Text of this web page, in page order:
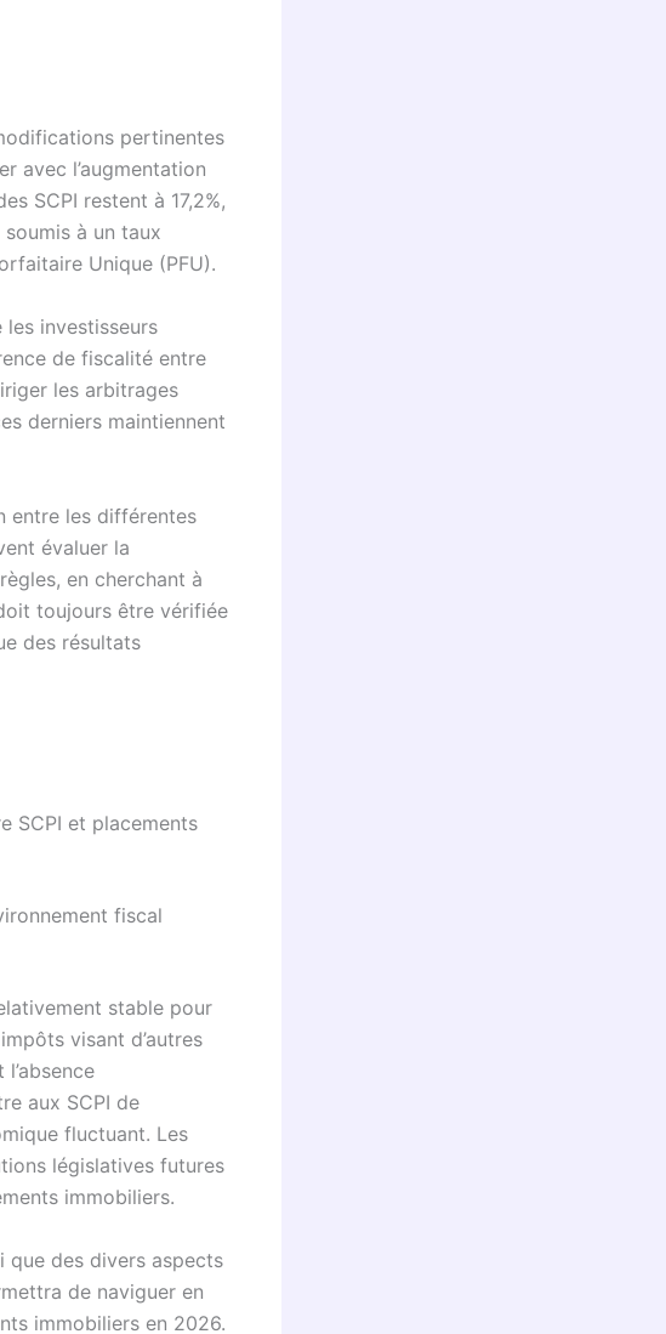
pertinentes
avec l’augmentation
SCPI restent à 17,2%,
à un taux
Unique (PFU).
investisseurs
de fiscalité entre
les arbitrages
derniers maintiennent
entre les différentes
évaluer la
en cherchant à
toujours être vérifiée
des résultats
SCPI et placements
fiscal
stable pour
visant d’autres
aux SCPI de
fluctuant. Les
législatives futures
immobiliers.
que des divers aspects
de naviguer en
immobiliers en 2026.